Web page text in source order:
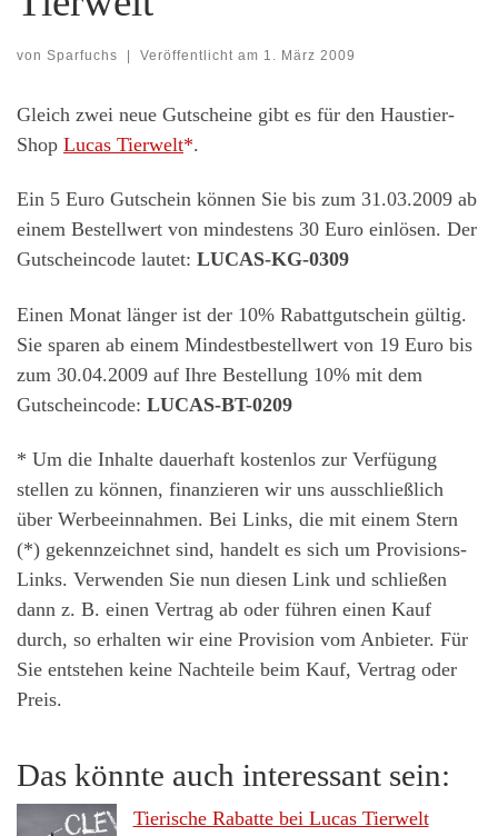
von Sparfuchs | Veröffentlicht am 1. März 2009
Gleich zwei neue Gutscheine gibt es für den Haustier-
Shop Lucas Tierwelt .
Ein 5 Euro Gutschein können Sie bis zum 31.03.2009 ab
einem Bestellwert von mindestens 30 Euro einlösen. Der
Gutscheincode lautet: LUCAS-KG-0309
Einen Monat länger ist der 10% Rabattgutschein gültig.
Sie sparen ab einem Mindestbestellwert von 19 Euro bis
zum 30.04.2009 auf Ihre Bestellung 10% mit dem
Gutscheincode: LUCAS-BT-0209
* Um die Inhalte dauerhaft kostenlos zur Verfügung
stellen zu können, finanzieren wir uns ausschließlich
über Werbeeinnahmen. Bei Links, die mit einem Stern
(*) gekennzeichnet sind, handelt es sich um Provisions-
Links. Verwenden Sie nun diesen Link und schließen
dann z. B. einen Vertrag ab oder führen einen Kauf
durch, so erhalten wir eine Provision vom Anbieter. Für
Sie entstehen keine Nachteile beim Kauf, Vertrag oder
Preis.
Das könnte auch interessant sein:
Tierische Rabatte bei Lucas Tierwelt